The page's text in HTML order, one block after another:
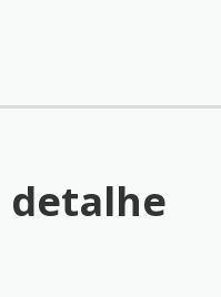
detalhe